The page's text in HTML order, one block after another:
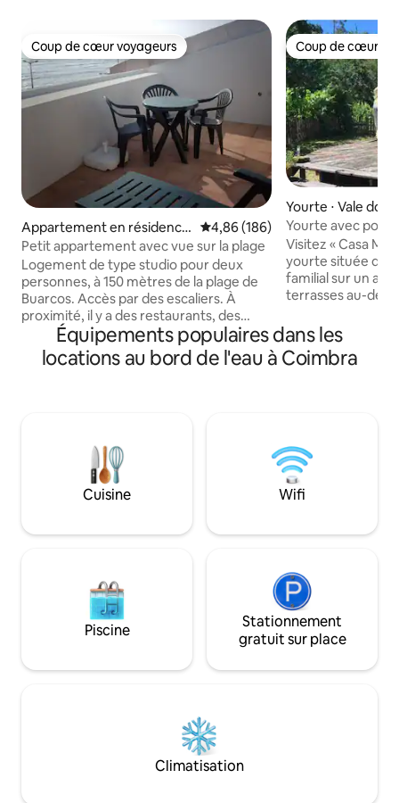
Coup de cœur voyageurs
Coup de cœur voyageurs
Appartement en résidence
⋅ Figueira da Foz
Évaluation moyenne sur la
4,86 (186)
Petit appartement avec vue sur la plage
Logement de type studio pour deux
personnes, à 150 mètres de la plage de
Buarcos. Accès par des escaliers. À
proximité, il y a des restaurants, des
supermarchés, des magasins et des
parkings. Sur la plage, en bord de mer,
nous pouvons faire de la randonnée ou
cuisine est équipé. Mon logement est
parfait pour les couples ou les séjours en
personne et par nuit (maximum de 7
Coup de cœur
Coup de cœur
Yourte ⋅ Vale do
ogao grande
Yourte avec
rivière
Visitez « Casa
yourte située
familial sur un
terrasses au-
réseau avec le
grâce à la
sur le thème
se trouve dans
sur une terrasse
vignes.
Équipements populaires dans les
locations au bord de l'eau à Coimbra
Cuisine Wifi
Piscine
Stationnement
gratuit sur place
Climatisation